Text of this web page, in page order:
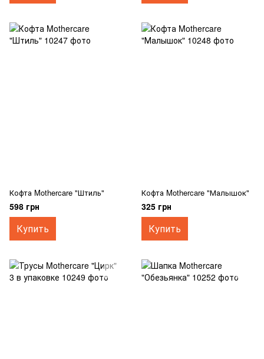
Кофта Mothercare "Штиль"
598 грн
Купить
Кофта Mothercare "Малышок"
325 грн
Купить